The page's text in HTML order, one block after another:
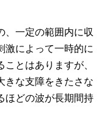
、一定の範囲内に収
激によって一時的に
とはありますが、
きな支障をきたさな
ほどの波が長期間持